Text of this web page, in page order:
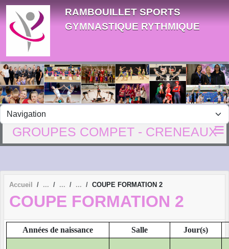
RAMBOUILLET SPORTS
GYMNASTIQUE RYTHMIQUE
GROUPES COMPET - CRENEAUX
Accueil COUPE FORMATION 2
COUPE FORMATION 2
Années de naissance Salle Jour(s)
Panneau de gestion des cookies